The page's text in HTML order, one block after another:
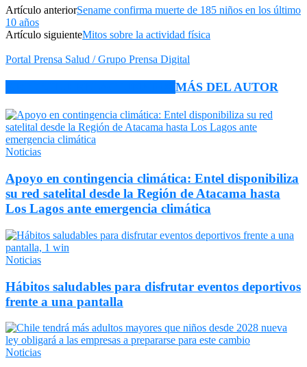
Artículo anteriorSename confirma muerte de 185 niños en los último
10 años
Artículo siguienteMitos sobre la actividad física
Portal Prensa Salud / Grupo Prensa Digital
MÁS DEL AUTOR
Noticias
Apoyo en contingencia climática: Entel disponibiliza
su red satelital desde la Región de Atacama hasta
Los Lagos ante emergencia climática
Noticias
Hábitos saludables para disfrutar eventos deportivos
frente a una pantalla
Noticias